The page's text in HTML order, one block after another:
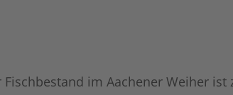
Fischbestand im Aachener Weiher ist